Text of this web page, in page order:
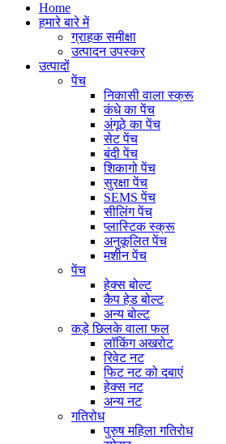
Home
हमारे बारे में
ग्राहक समीक्षा
उत्पादन उपस्कर
उत्पादों
पेंच
निकासी वाला स्क्रू
कंधे का पेंच
अंगूठे का पेंच
सेट पेंच
बंदी पेंच
शिकागो पेंच
सुरक्षा पेंच
SEMS पेंच
सीलिंग पेंच
प्लास्टिक स्क्रू
अनुकूलित पेंच
मशीन पेंच
पेंच
हेक्स बोल्ट
कैप हेड बोल्ट
अन्य बोल्ट
कड़े छिलके वाला फल
लॉकिंग अखरोट
रिवेट नट
फिट नट को दबाएं
हेक्स नट
अन्य नट
गतिरोध
पुरुष महिला गतिरोध